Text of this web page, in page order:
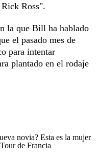
Ross".
la que Bill ha hablado
el pasado mes de
para intentar
plantado en el rodaje
novia? Esta es la mujer
de Francia